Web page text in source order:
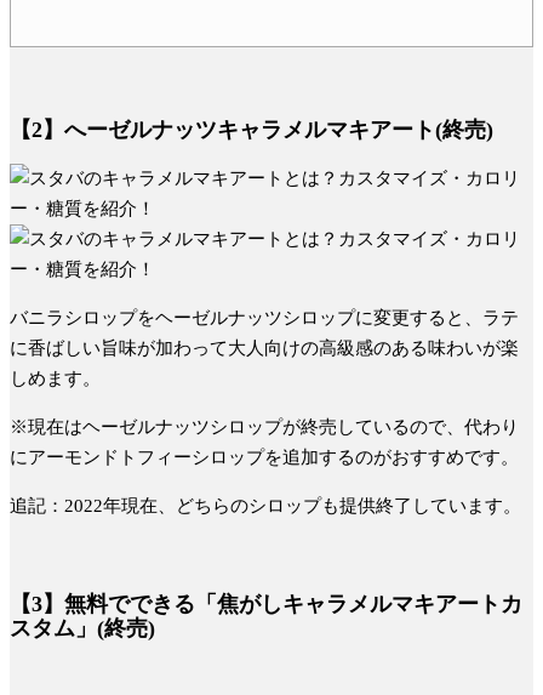
【2】へーゼルナッツキャラメルマキアート(終売)
バニラシロップをヘーゼルナッツシロップに変更すると、ラテ
に香ばしい旨味が加わって大人向けの高級感のある味わいが楽
しめます。
※現在はヘーゼルナッツシロップが終売しているので、代わり
にアーモンドトフィーシロップを追加するのがおすすめです。
追記：2022年現在、どちらのシロップも提供終了しています。
【3】無料でできる「焦がしキャラメルマキアートカ
スタム」(終売)